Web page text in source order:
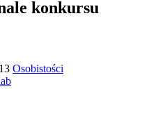
konkursu
Osobistości